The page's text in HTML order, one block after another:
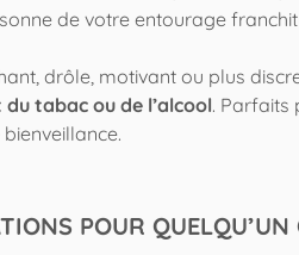
de votre entourage
drôle, motivant ou plus
tabac ou de l’alcool. Parfaits
POUR